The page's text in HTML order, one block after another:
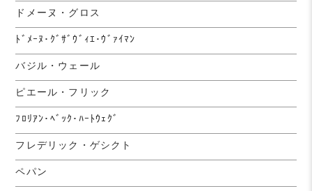
ドメーヌ・グロス
ﾄﾞﾒｰﾇ･ｸﾞｻﾞｳﾞｨｴ･ｳﾞｧｲﾏﾝ
バジル・ウェール
ピエール・フリック
ﾌﾛﾘｱﾝ･ﾍﾞｯｸ･ﾊｰﾄｳｪｸﾞ
フレデリック・ゲシクト
ペパン